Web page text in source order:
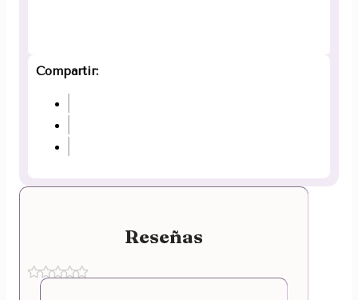
Compartir:
Reseñas